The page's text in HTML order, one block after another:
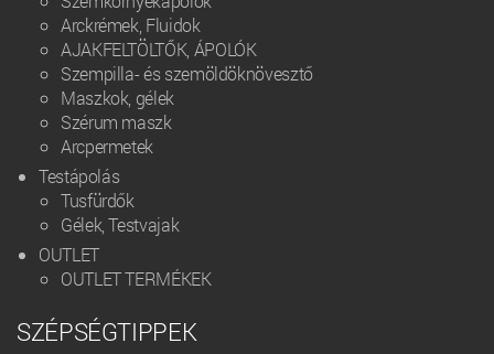
Arckrémek, Fluidok
AJAKFELTÖLTŐK, ÁPOLÓK
Szempilla- és szemöldöknövesztő
Maszkok, gélek
Szérum maszk
Arcpermetek
Testápolás
Tusfürdők
Gélek, Testvajak
OUTLET
OUTLET TERMÉKEK
SZÉPSÉGTIPPEK